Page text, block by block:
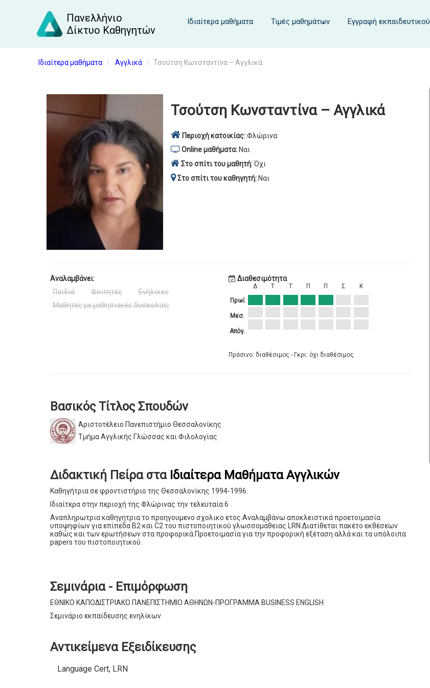
Πανελλήνιο
Δίκτυο Καθηγητών
Ιδιαίτερα μαθήματα Τιμές μαθημάτων Εγγραφή εκπαιδευτικού
Ιδιαίτερα μαθήματα Αγγλικά Τσούτση Κωνσταντίνα – Αγγλικά
Τσούτση Κωνσταντίνα – Αγγλικά
Περιοχή κατοικίας:Φλώρινα
Online μαθήματα:Ναι
Στο σπίτι του μαθητή:Όχι
Στο σπίτι του καθηγητή:Ναι
Αναλαμβάνει:
Παιδιά
Φοιτητές
Ενήλικες
Μαθητές με μαθησιακές δυσκολίες
Διαθεσιμότητα
Πρωί
Μεσ.
Απόγ.
Δ Τ Τ Π Π Σ Κ
Πράσινο: διαθέσιμος - Γκρι: όχι διαθέσιμος
Βασικός Τίτλος Σπουδών
Αριστοτέλειο Πανεπιστήμιο Θεσσαλονίκης
Τμήμα Αγγλικής Γλώσσας και Φιλολογίας
Διδακτική Πείρα στα Ιδιαίτερα Μαθήματα Αγγλικών
Καθηγήτρια σε φροντιστήριο της Θεσσαλονίκης 1994-1996.
Ιδιαίτερα στην περιοχή της Φλώρινας την τελευταία 6
Αναπληρωτρια καθηγητρια το προηγουμενο σχολικο ετος.Αναλαμβάνω αποκλειστικά προετοιμασία
υποψηφίων για επίπεδα Β2 και C2 του πιστοποιητικού γλωσσομάθειας LRN.Διατίθεται πακέτο εκθέσεων
καθώς και των ερωτήσεων στα προφορικά.Προετοιμασία για την προφορική εξέταση αλλά και τα υπόλοιπα
papers του πιστοποιητικού.
Σεμινάρια - Επιμόρφωση
ΕΘΝΙΚΟ ΚΑΠΟΔΙΣΤΡΙΑΚΟ ΠΑΝΕΠΙΣΤΗΜΙΟ ΑΘΗΝΩΝ-ΠΡΟΓΡΑΜΜΑ BUSINESS ENGLISH
Σεμινάριο εκπαίδευσης ενηλίκων
Αντικείμενα Εξειδίκευσης
Language Cert, LRN